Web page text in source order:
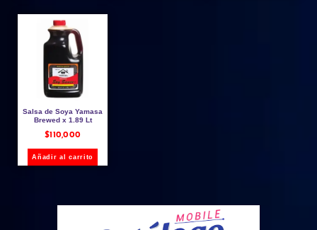
Salsa de Soya Yamasa
Brewed x 1.89 Lt
$110,000
Añadir al carrito